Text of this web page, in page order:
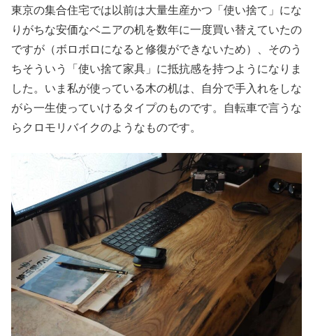
東京の集合住宅では以前は大量生産かつ「使い捨て」にな
りがちな安価なベニアの机を数年に一度買い替えていたの
ですが（ボロボロになると修復ができないため）、そのう
ちそういう「使い捨て家具」に抵抗感を持つようになりま
した。いま私が使っている木の机は、自分で手入れをしな
がら一生使っていけるタイプのものです。自転車で言うな
らクロモリバイクのようなものです。